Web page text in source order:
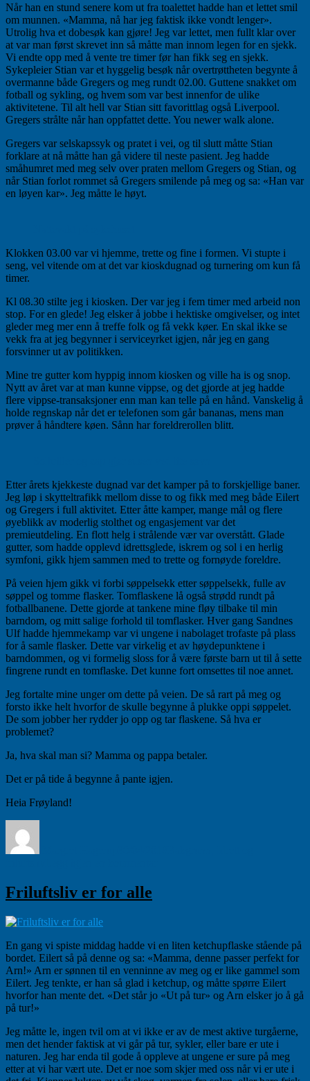
Når han en stund senere kom ut fra toalettet hadde han et lettet smil
om munnen. «Mamma, nå har jeg faktisk ikke vondt lenger».
Utrolig hva et dobesøk kan gjøre! Jeg var lettet, men fullt klar over
at var man først skrevet inn så måtte man innom legen for en sjekk.
Vi endte opp med å vente tre timer før han fikk seg en sjekk.
Sykepleier Stian var et hyggelig besøk når overtrøttheten begynte å
overmanne både Gregers og meg rundt 02.00. Guttene snakket om
fotball og sykling, og hvem som var best innenfor de ulike
aktivitetene. Til alt hell var Stian sitt favorittlag også Liverpool.
Gregers strålte når han oppfattet dette. You newer walk alone.
Gregers var selskapssyk og pratet i vei, og til slutt måtte Stian
forklare at nå måtte han gå videre til neste pasient. Jeg hadde
småhumret med meg selv over praten mellom Gregers og Stian, og
når Stian forlot rommet så Gregers smilende på meg og sa: «Han var
en løyen kar». Jeg måtte le høyt.
Klokken 03.00 var vi hjemme, trette og fine i formen. Vi stupte i
seng, vel vitende om at det var kioskdugnad og turnering om kun få
timer.
Kl 08.30 stilte jeg i kiosken. Der var jeg i fem timer med arbeid non
stop. For en glede! Jeg elsker å jobbe i hektiske omgivelser, og intet
gleder meg mer enn å treffe folk og få vekk køer. En skal ikke se
vekk fra at jeg begynner i serviceyrket igjen, når jeg en gang
forsvinner ut av politikken.
Mine tre gutter kom hyppig innom kiosken og ville ha is og snop.
Nytt av året var at man kunne vippse, og det gjorde at jeg hadde
flere vippse-transaksjoner enn man kan telle på en hånd. Vanskelig å
holde regnskap når det er telefonen som går bananas, mens man
prøver å håndtere køen. Sånn har foreldrerollen blitt.
Etter årets kjekkeste dugnad var det kamper på to forskjellige baner.
Jeg løp i skytteltrafikk mellom disse to og fikk med meg både Eilert
og Gregers i full aktivitet. Etter åtte kamper, mange mål og flere
øyeblikk av moderlig stolthet og engasjement var det
premieutdeling. En flott helg i strålende vær var overstått. Glade
gutter, som hadde opplevd idrettsglede, iskrem og sol i en herlig
symfoni, gikk hjem sammen med to trette og fornøyde foreldre.
På veien hjem gikk vi forbi søppelsekk etter søppelsekk, fulle av
søppel og tomme flasker. Tomflaskene lå også strødd rundt på
fotballbanene. Dette gjorde at tankene mine fløy tilbake til min
barndom, og mitt salige forhold til tomflasker. Hver gang Sandnes
Ulf hadde hjemmekamp var vi ungene i nabolaget trofaste på plass
for å samle flasker. Dette var virkelig et av høydepunktene i
barndommen, og vi formelig sloss for å være første barn ut til å sette
fingrene rundt en tomflaske. Det kunne fort omsettes til noe annet.
Jeg fortalte mine unger om dette på veien. De så rart på meg og
forsto ikke helt hvorfor de skulle begynne å plukke oppi søppelet.
De som jobber her rydder jo opp og tar flaskene. Så hva er
problemet?
Ja, hva skal man si? Mamma og pappa betaler.
Det er på tide å begynne å pante igjen.
Heia Frøyland!
Friluftsliv er for alle
En gang vi spiste middag hadde vi en liten ketchupflaske stående på
bordet. Eilert så på denne og sa: «Mamma, denne passer perfekt for
Arn!» Arn er sønnen til en venninne av meg og er like gammel som
Eilert. Jeg tenkte, er han så glad i ketchup, og måtte spørre Eilert
hvorfor han mente det. «Det står jo «Ut på tur» og Arn elsker jo å gå
på tur!»
Jeg måtte le, ingen tvil om at vi ikke er av de mest aktive turgåerne,
men det hender faktisk at vi går på tur, sykler, eller bare er ute i
naturen. Jeg har enda til gode å oppleve at ungene er sure på meg
etter at vi har vært ute. Det er noe som skjer med oss når vi er ute i